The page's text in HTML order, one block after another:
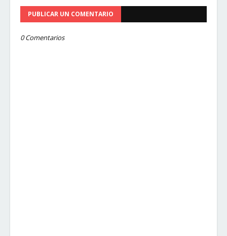
PUBLICAR UN COMENTARIO
0 Comentarios